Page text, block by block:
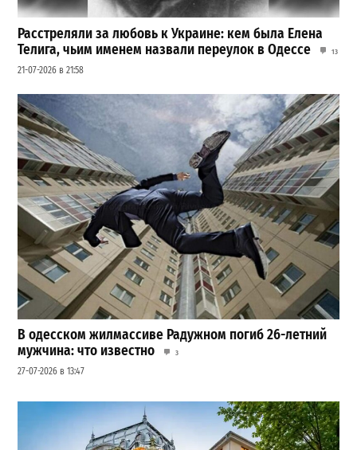
Расстреляли за любовь к Украине: кем была Елена
Телига, чьим именем назвали переулок в Одессе
13
21-07-2026 в 21:58
В одесском жилмассиве Радужном погиб 26-летний
мужчина: что известно
3
27-07-2026 в 13:47
Шезлонги, бунгало и VIP-зоны: сколько придется
заплатить за отдых в Аркадии
3